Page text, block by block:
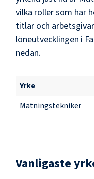
vilka roller som har
titlar och
löneutvecklingen i
nedan.
Yrke
Mätningstekniker
Vanligaste